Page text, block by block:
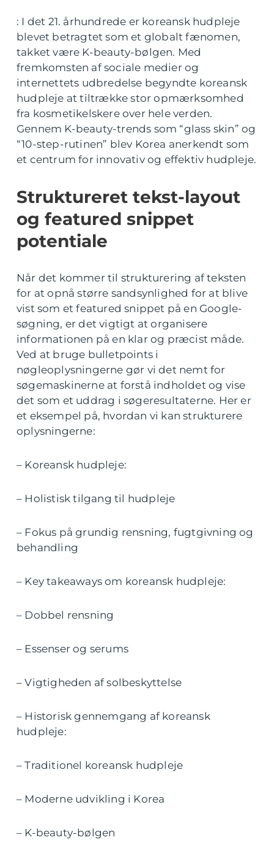
: I det 21. århundrede er koreansk hudpleje
blevet betragtet som et globalt fænomen,
takket være K-beauty-bølgen. Med
fremkomsten af sociale medier og
internettets udbredelse begyndte koreansk
hudpleje at tiltrække stor opmærksomhed
fra kosmetikelskere over hele verden.
Gennem K-beauty-trends som “glass skin” og
“10-step-rutinen” blev Korea anerkendt som
et centrum for innovativ og effektiv hudpleje.
Struktureret tekst-layout
og featured snippet
potentiale
Når det kommer til strukturering af teksten
for at opnå større sandsynlighed for at blive
vist som et featured snippet på en Google-
søgning, er det vigtigt at organisere
informationen på en klar og præcist måde.
Ved at bruge bulletpoints i
nøgleoplysningerne gør vi det nemt for
søgemaskinerne at forstå indholdet og vise
det som et uddrag i søgeresultaterne. Her er
et eksempel på, hvordan vi kan strukturere
oplysningerne:
– Koreansk hudpleje:
– Holistisk tilgang til hudpleje
– Fokus på grundig rensning, fugtgivning og
behandling
– Key takeaways om koreansk hudpleje:
– Dobbel rensning
– Essenser og serums
– Vigtigheden af solbeskyttelse
– Historisk gennemgang af koreansk
hudpleje:
– Traditionel koreansk hudpleje
– Moderne udvikling i Korea
– K-beauty-bølgen